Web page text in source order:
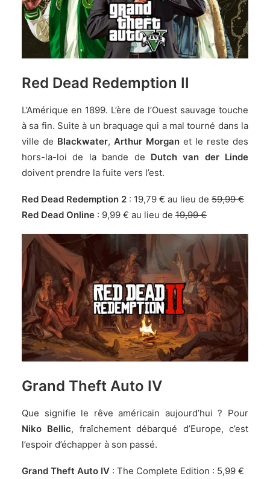
Red Dead Redemption II
L’Amérique en 1899. L’ère de l’Ouest sauvage touche
à sa fin. Suite à un braquage qui a mal tourné dans la
ville de Blackwater, Arthur Morgan et le reste des
hors-la-loi de la bande de Dutch van der Linde
doivent prendre la fuite vers l’est.
Red Dead Redemption 2 : 19,79 € au lieu de 59,99 €
Red Dead Online : 9,99 € au lieu de 19,99 €
Grand Theft Auto IV
Que signifie le rêve américain aujourd’hui ? Pour
Niko Bellic, fraîchement débarqué d’Europe, c’est
l’espoir d’échapper à son passé.
Grand Theft Auto IV : The Complete Edition : 5,99 €